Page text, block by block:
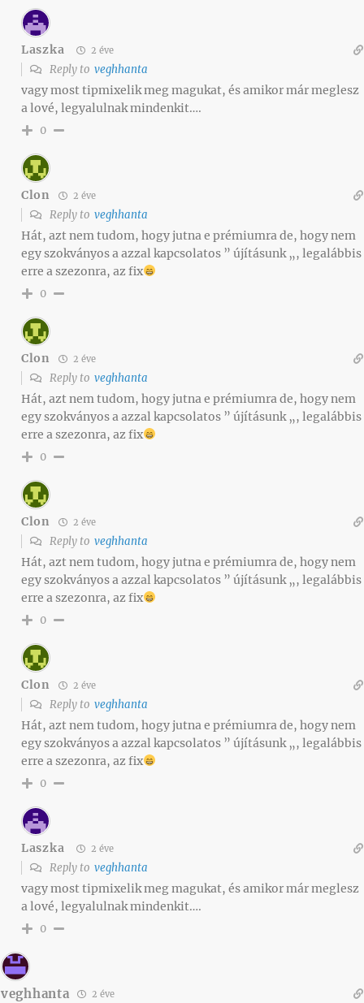
Laszka 2 éve
Reply to veghhanta
vagy most tipmixelik meg magukat, és amikor már meglesz
a lové, legyalulnak mindenkit….
0
Clon 2 éve
Reply to veghhanta
Hát, azt nem tudom, hogy jutna e prémiumra de, hogy nem
egy szokványos a azzal kapcsolatos ” újításunk „, legalábbis
erre a szezonra, az fix
0
Clon 2 éve
Reply to veghhanta
Hát, azt nem tudom, hogy jutna e prémiumra de, hogy nem
egy szokványos a azzal kapcsolatos ” újításunk „, legalábbis
erre a szezonra, az fix
0
Clon 2 éve
Reply to veghhanta
Hát, azt nem tudom, hogy jutna e prémiumra de, hogy nem
egy szokványos a azzal kapcsolatos ” újításunk „, legalábbis
erre a szezonra, az fix
0
Clon 2 éve
Reply to veghhanta
Hát, azt nem tudom, hogy jutna e prémiumra de, hogy nem
egy szokványos a azzal kapcsolatos ” újításunk „, legalábbis
erre a szezonra, az fix
0
Laszka 2 éve
Reply to veghhanta
vagy most tipmixelik meg magukat, és amikor már meglesz
a lové, legyalulnak mindenkit….
0
veghhanta 2 éve